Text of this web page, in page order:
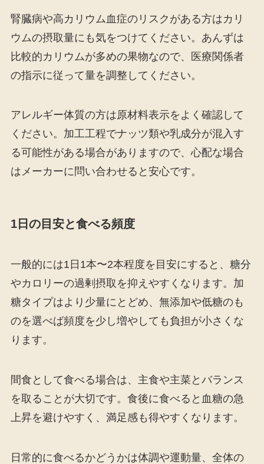
腎臓病や高カリウム血症のリスクがある方はカリ
ウムの摂取量にも気をつけてください。あんずは
比較的カリウムが多めの果物なので、医療関係者
の指示に従って量を調整してください。
アレルギー体質の方は原材料表示をよく確認して
ください。加工工程でナッツ類や乳成分が混入す
る可能性がある場合がありますので、心配な場合
はメーカーに問い合わせると安心です。
1日の目安と食べる頻度
一般的には1日1本〜2本程度を目安にすると、糖分
やカロリーの過剰摂取を抑えやすくなります。加
糖タイプはより少量にとどめ、無添加や低糖のも
のを選べば頻度を少し増やしても負担が小さくな
ります。
間食として食べる場合は、主食や主菜とバランス
を取ることが大切です。食後に食べると血糖の急
上昇を避けやすく、満足感も得やすくなります。
日常的に食べるかどうかは体調や運動量、全体の